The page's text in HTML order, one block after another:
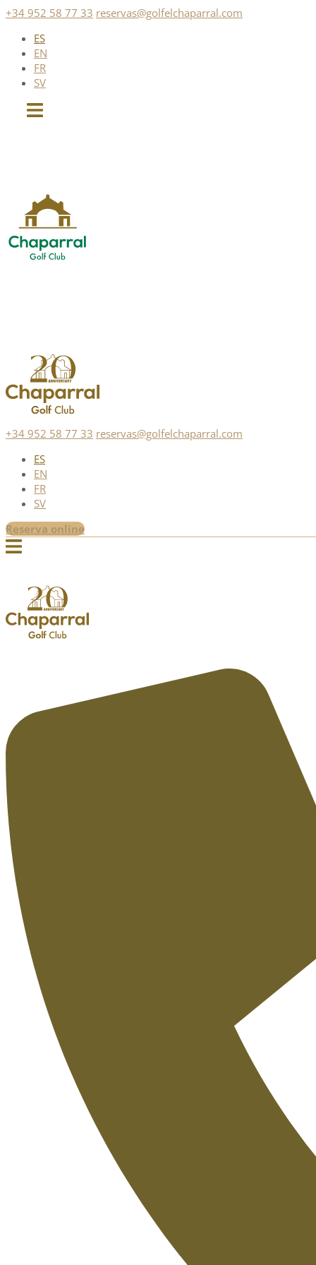
Saltar
contenido
+34 952 58 77 33 reservas@golfelchaparral.com
ES
EN
FR
SV
+34 952 58 77 33 reservas@golfelchaparral.com
ES
EN
FR
SV
Reserva online